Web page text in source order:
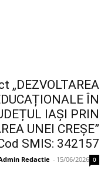
„DEZVOLTAREA
ÎN
IAȘI PRIN
UNEI CREȘE”
SMIS: 342157
Redactie - 15/06/2026 0